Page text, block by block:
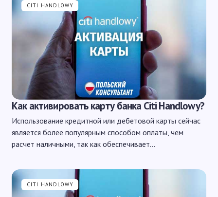
CITI HANDLOWY
Как активировать карту банка Citi Handlowy?
Использование кредитной или дебетовой карты сейчас
является более популярным способом оплаты, чем
расчет наличными, так как обеспечивает…
CITI HANDLOWY